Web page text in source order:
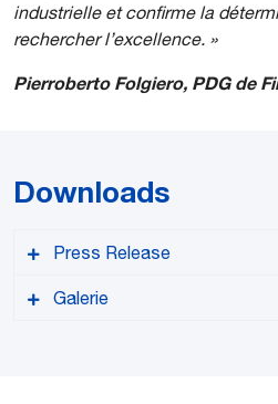
industrielle et confirme la
rechercher l’excellence. »
Pierroberto Folgiero, PDG de
Downloads
Press Release
Galerie